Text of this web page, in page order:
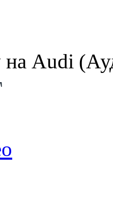
Audi